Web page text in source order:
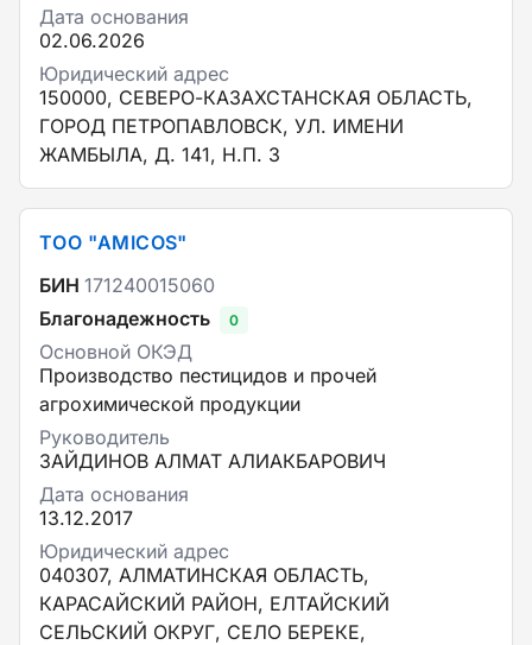
Дата основания
02.06.2026
Юридический адрес
150000, СЕВЕРО-КАЗАХСТАНСКАЯ ОБЛАСТЬ,
ГОРОД ПЕТРОПАВЛОВСК, УЛ. ИМЕНИ
ЖАМБЫЛА, Д. 141, Н.П. 3
ТОО "AMICOS"
БИН 171240015060
Благонадежность
0
Основной ОКЭД
Производство пестицидов и прочей
агрохимической продукции
Руководитель
ЗАЙДИНОВ АЛМАТ АЛИАКБАРОВИЧ
Дата основания
13.12.2017
Юридический адрес
040307, АЛМАТИНСКАЯ ОБЛАСТЬ,
КАРАСАЙСКИЙ РАЙОН, ЕЛТАЙСКИЙ
СЕЛЬСКИЙ ОКРУГ, СЕЛО БЕРЕКЕ,